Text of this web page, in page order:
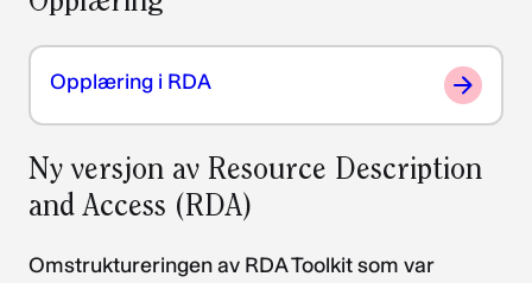
Opplæring i RDA
Ny versjon av Resource Description
and Access (RDA)
Omstruktureringen av RDA Toolkit som var